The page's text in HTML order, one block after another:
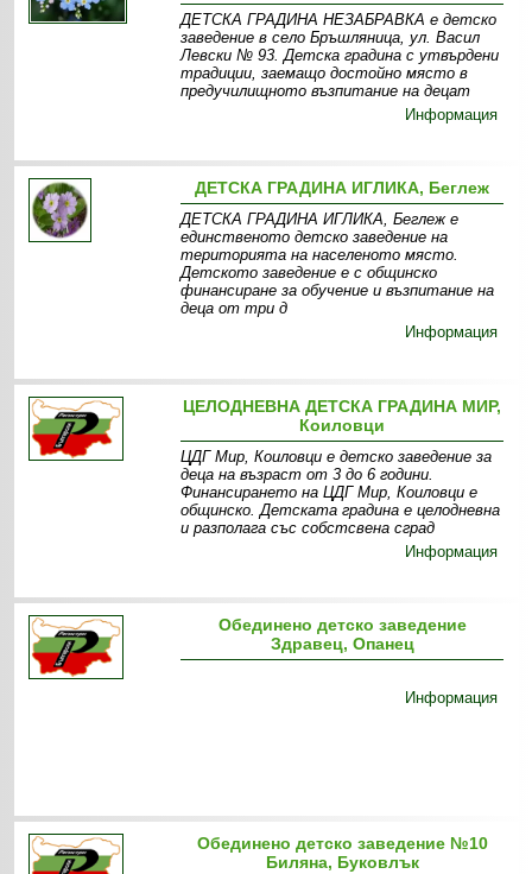
ДЕТСКА ГРАДИНА НЕЗАБРАВКА е детско
заведение в село Бръшляница, ул. Васил
Левски № 93. Детска градина с утвърдени
традиции, заемащо достойно място в
предучилищното възпитание на децат
Информация
ДЕТСКА ГРАДИНА ИГЛИКА, Беглеж
ДЕТСКА ГРАДИНА ИГЛИКА, Беглеж е
единственото детско заведение на
територията на населеното място.
Детското заведение е с общинско
финансиране за обучение и възпитание на
деца от три д
Информация
ЦЕЛОДНЕВНА ДЕТСКА ГРАДИНА МИР,
Коиловци
ЦДГ Мир, Коиловци е детско заведение за
деца на възраст от 3 до 6 години.
Финансирането на ЦДГ Мир, Коиловци е
общинско. Детската градина е целодневна
и разполага със собстсвена сград
Информация
Обединено детско заведение
Здравец, Опанец
Информация
Обединено детско заведение №10
Биляна, Буковлък